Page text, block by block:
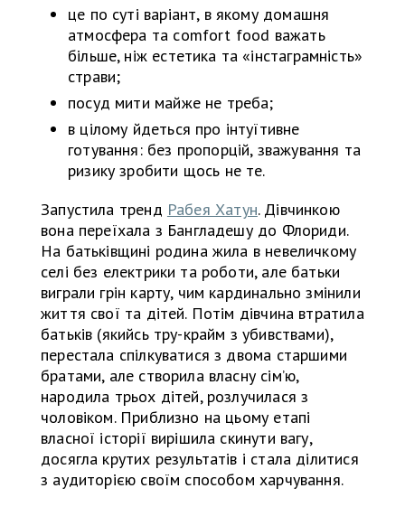
це по суті варіант, в якому домашня
атмосфера та comfort food важать
більше, ніж естетика та «інстаграмність»
страви;
посуд мити майже не треба;
в цілому йдеться про інтуїтивне
готування: без пропорцій, зважування та
ризику зробити щось не те.
Запустила тренд Рабея Хатун. Дівчинкою
вона переїхала з Бангладешу до Флориди.
На батьківщині родина жила в невеличкому
селі без електрики та роботи, але батьки
виграли грін карту, чим кардинально змінили
життя свої та дітей. Потім дівчина втратила
батьків (якийсь тру-крайм з убивствами),
перестала спілкуватися з двома старшими
братами, але створила власну сім’ю,
народила трьох дітей, розлучилася з
чоловіком. Приблизно на цьому етапі
власної історії вирішила скинути вагу,
досягла крутих результатів і стала ділитися
з аудиторією своїм способом харчування.